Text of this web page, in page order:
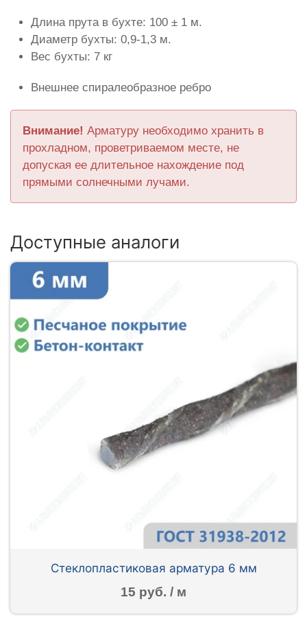
Длина прута в бухте: 100 ± 1 м.
Диаметр бухты: 0,9-1,3 м.
Вес бухты: 7 кг
Внешнее спиралеобразное ребро
Внимание! Арматуру необходимо хранить в
прохладном, проветриваемом месте, не
допуская ее длительное нахождение под
прямыми солнечными лучами.
Доступные аналоги
Стеклопластиковая арматура 6 мм
15 руб. / м